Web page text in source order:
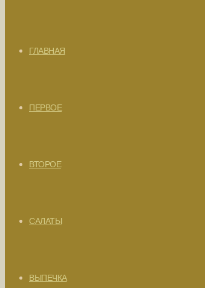
ГЛАВНАЯ
ПЕРВОЕ
ВТОРОЕ
САЛАТЫ
ВЫПЕЧКА